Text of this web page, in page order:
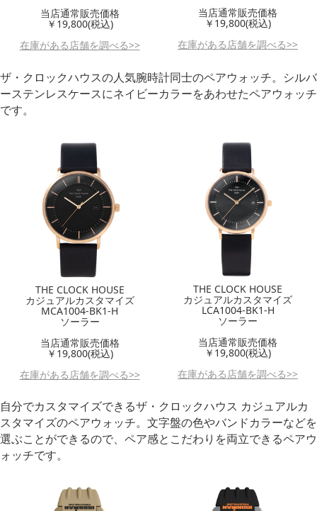
当店通常販売価格
￥19,800(税込)
在庫がある店舗を調べる>>
当店通常販売価格
￥19,800(税込)
在庫がある店舗を調べる>>
ザ・クロックハウスの人気腕時計同士のペアウォッチ。シルバ
ーステンレスケースにネイビーカラーをあわせたペアウォッチ
です。
THE CLOCK HOUSE
カジュアルカスタマイズ
MCA1004-BK1-H
ソーラー
当店通常販売価格
￥19,800(税込)
在庫がある店舗を調べる>>
THE CLOCK HOUSE
カジュアルカスタマイズ
LCA1004-BK1-H
ソーラー
当店通常販売価格
￥19,800(税込)
在庫がある店舗を調べる>>
自分でカスタマイズできるザ・クロックハウス カジュアルカ
スタマイズのペアウォッチ。文字盤の色やバンドカラーなどを
選ぶことができるので、ペア感とこだわりを両立できるペアウ
ォッチです。